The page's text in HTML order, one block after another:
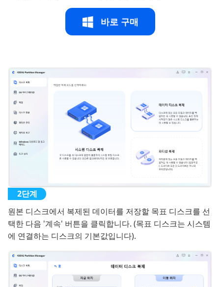
바로 구매
원본 디스크에서 복제된 데이터를 저장할 목표 디스크를 선
택한 다음 '계속' 버튼을 클릭합니다. (목표 디스크는 시스템
에 연결하는 디스크의 기본값입니다).